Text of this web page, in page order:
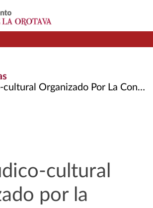
Por La Concejalía de Políticas de Igualdad
cultural
por la